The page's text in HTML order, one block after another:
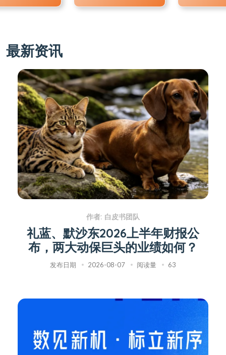
最新资讯
作者: 白皮书团队
礼蓝、默沙东2026上半年财报公
布，两大动保巨头的业绩如何？
发布日期 2026-08-07 阅读量 63